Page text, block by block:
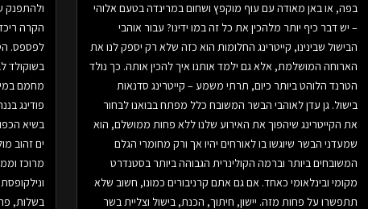
ולהתפנק
לפספס.
בשוקולד
פודינג
בשיא
ים זהוב
מרוכז
בשלות,
בפה, או באן מאודה עם עוף מוקפץ ושחום במרינדה בטעם אלוהי
– יש דבר כיף יותר מלהכין את כל זה במו ידינו? עבור אוהבי
הבישול שבינינו, קייטרינג החלומות הוא כזה שלא רק יספק לנו את
הארוחה המושלמת, אלא גם ילמד אותנו איך להכין אותה. כך נולד
הטרנד הלוהט ביותר כיום, תרתי משמע – קייטרינג סדנאות
בישול. גן עדן לאוהבי הבשר המשובח כלל מפתח בבואנו לבחור
את הקייטרינג שיהפוך את האירוע שלנו ללא פחות ממושלם, הוא
שמעדני הבשר שיוגשו בו לאורחים יהיו אך ורק מחומרי הגלם
המשובחים ביותר וברמה הקולינרית הגבוהה ביותר בסטנדרט
מקומי ובינלאומי כאחד. אם גם אתם קרניבורים כמונו, חשוב שלא
תתפשרו על פחות מזה. יישון, חיתוך, הכנת, בישול וצליית בשר